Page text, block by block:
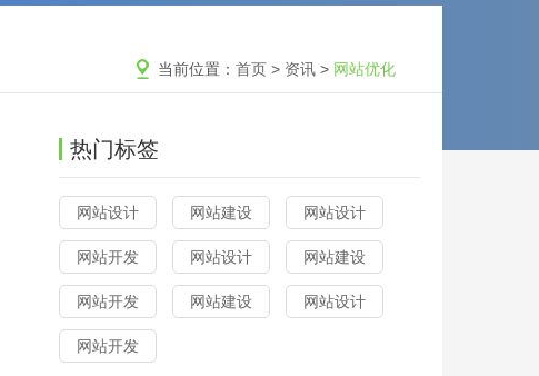
当前位置：首页 > 资讯 > 网站优化
热门标签
网站设计 网站建设 网站设计
网站开发 网站设计 网站建设
网站开发 网站建设 网站设计
网站开发